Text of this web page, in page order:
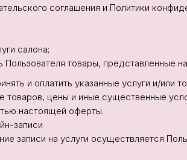
соглашения и Политики
салона;
Пользователя товары, представленные
и оплатить указанные услуги и/или
товаров, цены и иные существенные
настоящей оферты.
записи
записи на услуги осуществляется